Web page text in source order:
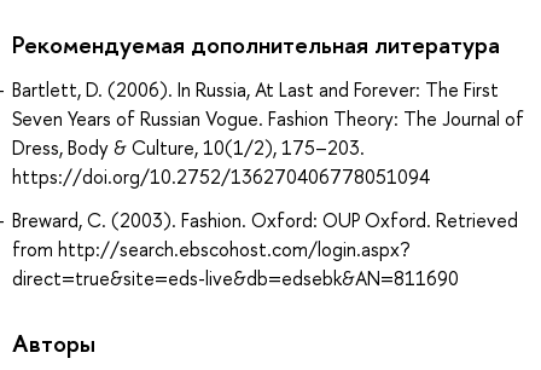
Рекомендуемая дополнительная литература
Bartlett, D. (2006). In Russia, At Last and Forever: The First
Seven Years of Russian Vogue. Fashion Theory: The Journal of
Dress, Body & Culture, 10(1/2), 175–203.
https://doi.org/10.2752/136270406778051094
Breward, C. (2003). Fashion. Oxford: OUP Oxford. Retrieved
from http://search.ebscohost.com/login.aspx?
direct=true&site=eds-live&db=edsebk&AN=811690
Авторы